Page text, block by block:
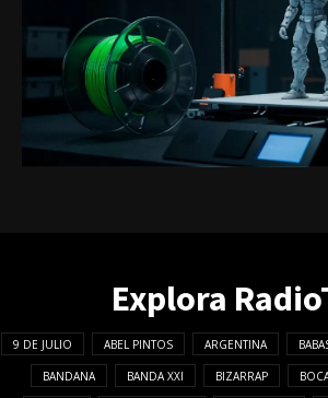
Explora
9 DE JULIO ABEL PINTOS ARGENTINA
BANDANA BANDA XXI BIZARRAP